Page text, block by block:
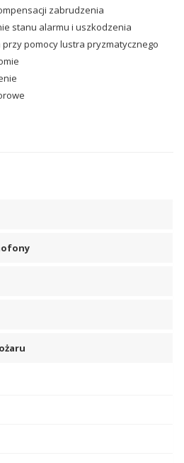
zabrudzenia
stanu alarmu i uszkodzenia
pomocy lustra pryzmatycznego